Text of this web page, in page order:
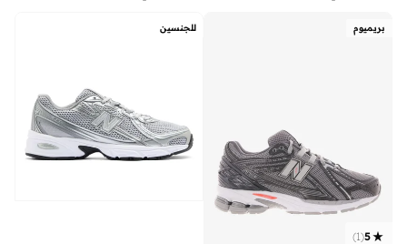
بريميوم
5
(
1
)
للجنسين